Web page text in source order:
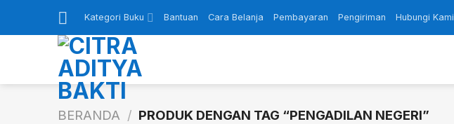
Kategori Buku Bantuan Cara Belanja Pembayaran Pengiriman Hubungi Kami
BERANDA / PRODUK DENGAN TAG “PENGADILAN NEGERI”